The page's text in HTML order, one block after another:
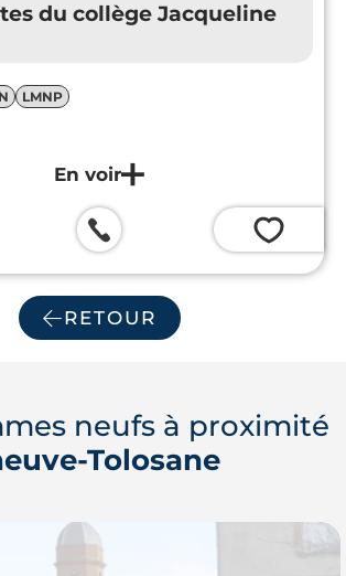
du collège Jacqueline
LMNP
💗
RETOUR
neufs à proximité
Tolosane